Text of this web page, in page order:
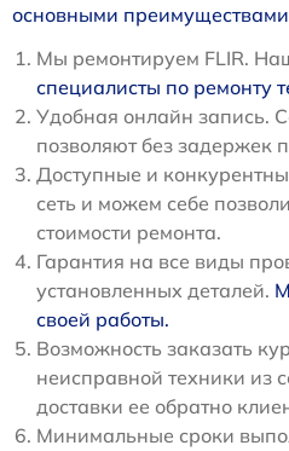
основными
Мы ремонтируем FLIR.
специалисты по ремонту
Удобная онлайн запись.
позволяют без задержек
Доступные и
сеть и можем себе
стоимости ремонта.
Гарантия на все виды
установленных деталей.
своей работы.
Возможность заказать
неисправной техники из
доставки ее обратно
Минимальные сроки